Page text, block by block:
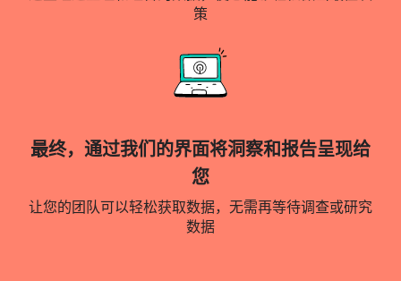
策
最终，通过我们的界面将洞察和报告呈现给
您
让您的团队可以轻松获取数据，无需再等待调查或研究
数据